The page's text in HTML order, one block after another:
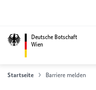
Deutsche Botschaft
Wien
Startseite Barriere melden